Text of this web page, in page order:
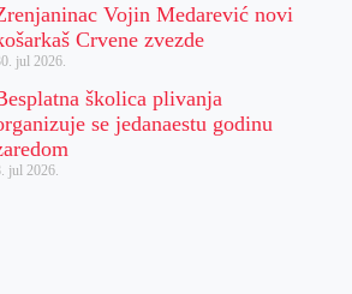
Vojin Medarević novi
Crvene zvezde
jul 2026.
školica plivanja
se jedanaestu godinu
jul 2026.